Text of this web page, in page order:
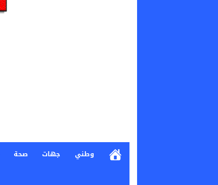
وطني جهات صحة